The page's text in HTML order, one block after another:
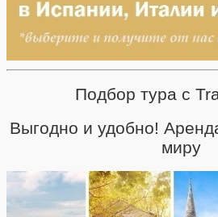
Подбор тура с
Выгодно и удобно!
миру